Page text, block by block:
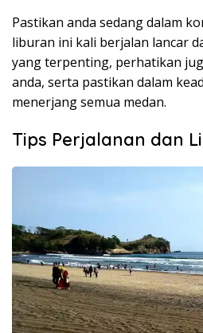
Pastikan anda sedang dalam
liburan ini kali berjalan lancar
yang terpenting, perhatikan
anda, serta pastikan dalam
menerjang semua medan.
Tips Perjalanan dan